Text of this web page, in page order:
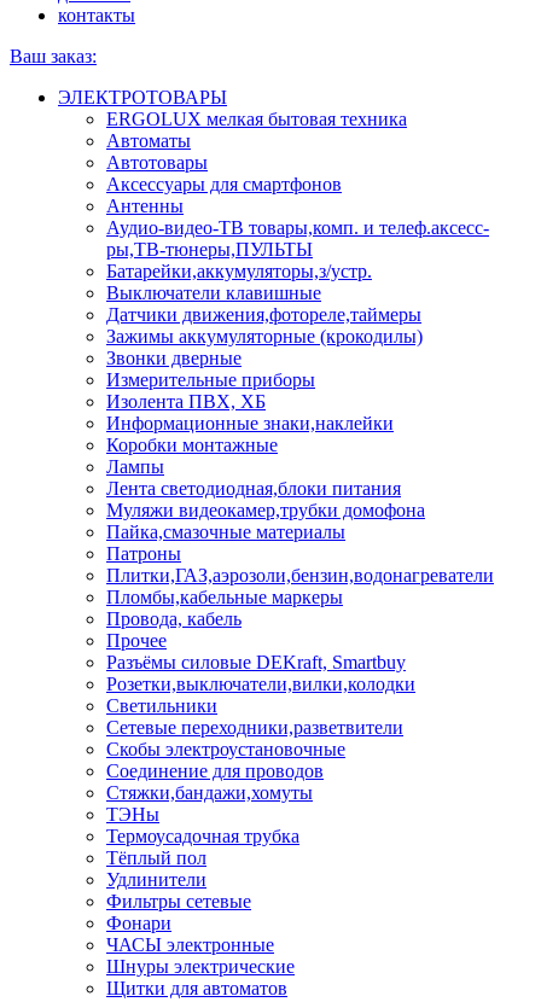
контакты
Ваш заказ:
ЭЛЕКТРОТОВАРЫ
ERGOLUX мелкая бытовая техника
Автоматы
Автотовары
Аксессуары для смартфонов
Антенны
Аудио-видео-ТВ товары,комп. и телеф.аксесс-
ры,ТВ-тюнеры,ПУЛЬТЫ
Батарейки,аккумуляторы,з/устр.
Выключатели клавишные
Датчики движения,фотореле,таймеры
Зажимы аккумуляторные (крокодилы)
Звонки дверные
Измерительные приборы
Изолента ПВХ, ХБ
Информационные знаки,наклейки
Коробки монтажные
Лампы
Лента светодиодная,блоки питания
Муляжи видеокамер,трубки домофона
Пайка,смазочные материалы
Патроны
Плитки,ГАЗ,аэрозоли,бензин,водонагреватели
Пломбы,кабельные маркеры
Провода, кабель
Прочее
Разъёмы силовые DEKraft, Smartbuy
Розетки,выключатели,вилки,колодки
Светильники
Сетевые переходники,разветвители
Скобы электроустановочные
Соединение для проводов
Стяжки,бандажи,хомуты
ТЭНы
Термоусадочная трубка
Тёплый пол
Удлинители
Фильтры сетевые
Фонари
ЧАСЫ электронные
Шнуры электрические
Щитки для автоматов